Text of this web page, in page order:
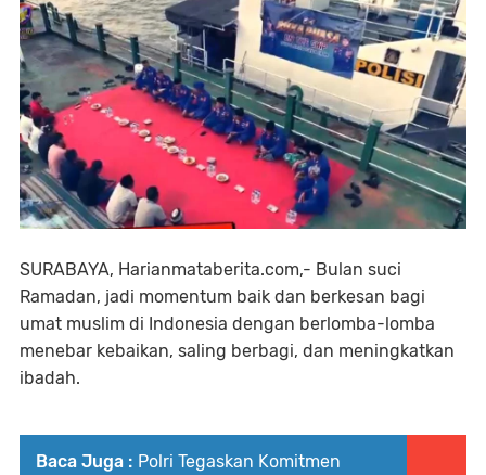
SURABAYA, Harianmataberita.com,- Bulan suci
Ramadan, jadi momentum baik dan berkesan bagi
umat muslim di Indonesia dengan berlomba-lomba
menebar kebaikan, saling berbagi, dan meningkatkan
ibadah.
Baca Juga : Polri Tegaskan Komitmen